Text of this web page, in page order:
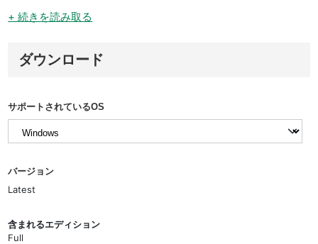
+ 続きを読み取る
ダウンロード
サポートされているOS
バージョン
Latest
含まれるエディション
Full